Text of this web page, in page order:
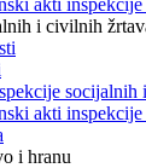
akti inspekcije
i civilnih
socijalnih
akti
i hranu